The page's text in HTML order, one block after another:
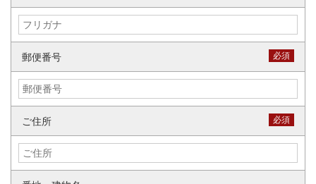
郵便番号 必須
ご住所 必須